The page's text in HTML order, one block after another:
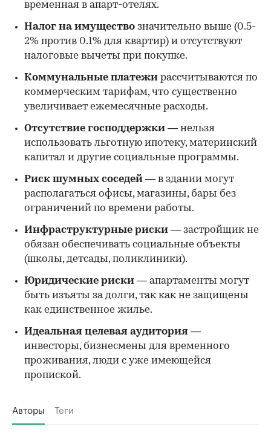
временная в апарт-отелях.
Налог на имущество значительно выше (0.5-
2% против 0.1% для квартир) и отсутствуют
налоговые вычеты при покупке.
Коммунальные платежи рассчитываются по
коммерческим тарифам, что существенно
увеличивает ежемесячные расходы.
Отсутствие господдержки — нельзя
использовать льготную ипотеку, материнский
капитал и другие социальные программы.
Риск шумных соседей — в здании могут
располагаться офисы, магазины, бары без
ограничений по времени работы.
Инфраструктурные риски — застройщик не
обязан обеспечивать социальные объекты
(школы, детсады, поликлиники).
Юридические риски — апартаменты могут
быть изъяты за долги, так как не защищены
как единственное жилье.
Идеальная целевая аудитория —
инвесторы, бизнесмены для временного
проживания, люди с уже имеющейся
пропиской.
Авторы Теги